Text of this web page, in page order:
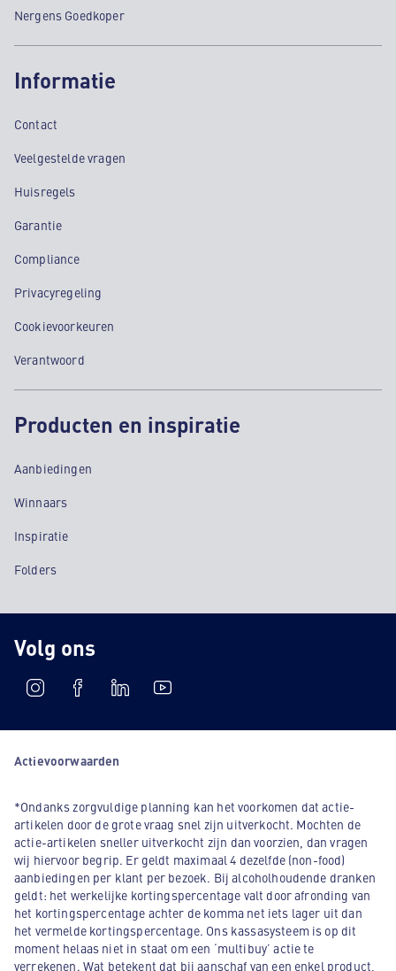
Nergens Goedkoper
Informatie
Contact
Veelgestelde vragen
Huisregels
Garantie
Compliance
Privacyregeling
Cookievoorkeuren
Verantwoord
Producten en inspiratie
Aanbiedingen
Winnaars
Inspiratie
Folders
Volg ons
Actievoorwaarden
*Ondanks zorgvuldige planning kan het voorkomen dat actie-
artikelen door de grote vraag snel zijn uitverkocht. Mochten de
actie-artikelen sneller uitverkocht zijn dan voorzien, dan vragen
wij hiervoor begrip. Er geldt maximaal 4 dezelfde (non-food)
aanbiedingen per klant per bezoek. Bij alcoholhoudende dranken
geldt: het werkelijke kortingspercentage valt door afronding van
het kortingspercentage achter de komma net iets lager uit dan
het vermelde kortingspercentage. Ons kassasysteem is op dit
moment helaas niet in staat om een ‘multibuy’ actie te
verrekenen. Wat betekent dat bij aanschaf van een enkel product,